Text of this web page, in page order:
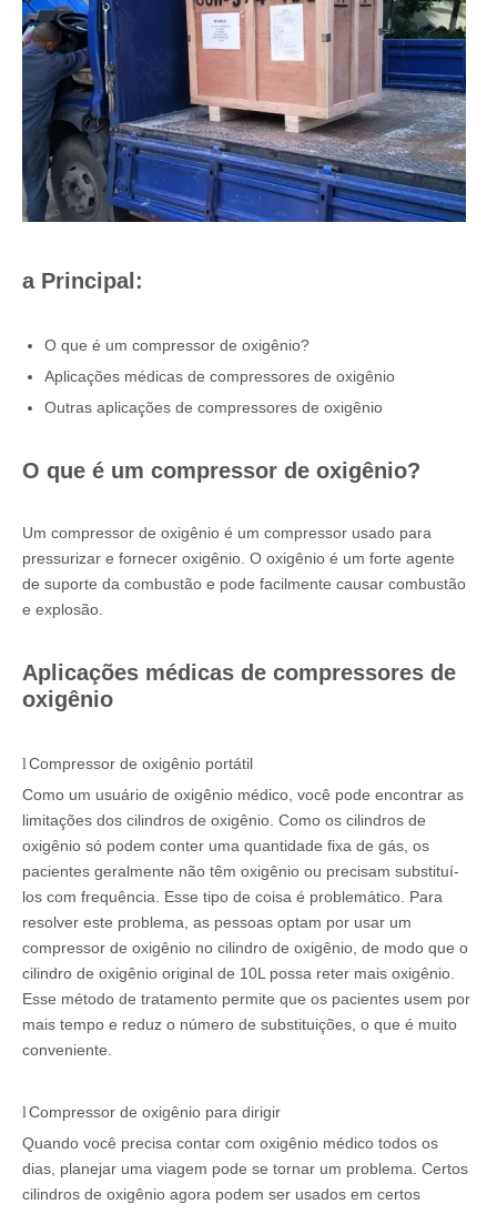
a Principal:
O que é um compressor de oxigênio?
Aplicações médicas de compressores de oxigênio
Outras aplicações de compressores de oxigênio
O que é um compressor de oxigênio?
Um compressor de oxigênio é um compressor usado para
pressurizar e fornecer oxigênio. O oxigênio é um forte agente
de suporte da combustão e pode facilmente causar combustão
e explosão.
Aplicações médicas de compressores de
oxigênio
lCompressor de oxigênio portátil
Como um usuário de oxigênio médico, você pode encontrar as
limitações dos cilindros de oxigênio. Como os cilindros de
oxigênio só podem conter uma quantidade fixa de gás, os
pacientes geralmente não têm oxigênio ou precisam substituí-
los com frequência. Esse tipo de coisa é problemático. Para
resolver este problema, as pessoas optam por usar um
compressor de oxigênio no cilindro de oxigênio, de modo que o
cilindro de oxigênio original de 10L possa reter mais oxigênio.
Esse método de tratamento permite que os pacientes usem por
mais tempo e reduz o número de substituições, o que é muito
conveniente.
lCompressor de oxigênio para dirigir
Quando você precisa contar com oxigênio médico todos os
dias, planejar uma viagem pode se tornar um problema. Certos
cilindros de oxigênio agora podem ser usados ​​em certos